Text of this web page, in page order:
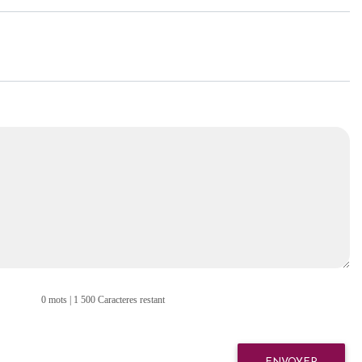
0 mots | 1 500 Caracteres restant